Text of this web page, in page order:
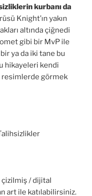
kurbanı da
Knight’ın yakın
altında çiğnedi
gibi bir MvP ile
ya da iki tane bu
hikayeleri kendi
resimlerde görmek
çizilmiş / dijital
art ile katılabilirsiniz.